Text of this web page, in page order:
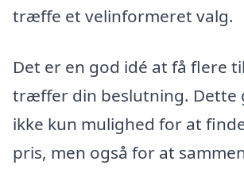
træffe et velinformeret valg.
Det er en god idé at få flere
træffer din beslutning. Dette
ikke kun mulighed for at
pris, men også for at